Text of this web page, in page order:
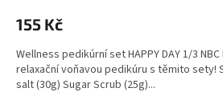
155 Kč
Wellness pedikúrní set HAPPY DAY 1/3
relaxační voňavou pedikúru s těmito sety!
salt (30g) Sugar Scrub (25g)...